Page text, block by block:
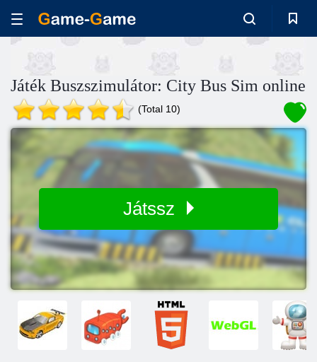
Játék Buszszimulátor: City Bus Sim online
(Total 10)
Játssz